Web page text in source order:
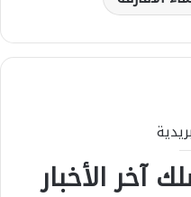
آخر الأخبار